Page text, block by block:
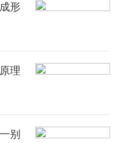
个孩子的，不过是
这比电视剧中的周莹
做继子，改名为吴怀
形
理
别